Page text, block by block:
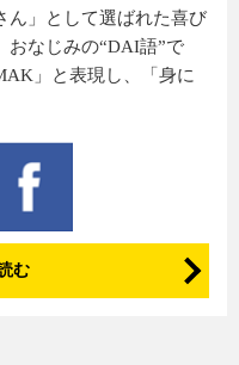
ん」として選ばれた喜び
おなじみの“DAI語”で
」と表現し、「身に
む